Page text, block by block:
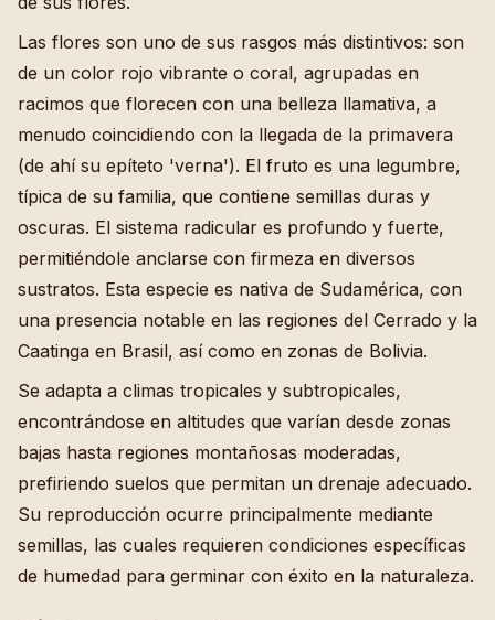
Las flores son uno de sus rasgos más distintivos: son
de un color rojo vibrante o coral, agrupadas en
racimos que florecen con una belleza llamativa, a
menudo coincidiendo con la llegada de la primavera
(de ahí su epíteto 'verna'). El fruto es una legumbre,
típica de su familia, que contiene semillas duras y
oscuras. El sistema radicular es profundo y fuerte,
permitiéndole anclarse con firmeza en diversos
sustratos. Esta especie es nativa de Sudamérica, con
una presencia notable en las regiones del Cerrado y la
Caatinga en Brasil, así como en zonas de Bolivia.
Se adapta a climas tropicales y subtropicales,
encontrándose en altitudes que varían desde zonas
bajas hasta regiones montañosas moderadas,
prefiriendo suelos que permitan un drenaje adecuado.
Su reproducción ocurre principalmente mediante
semillas, las cuales requieren condiciones específicas
de humedad para germinar con éxito en la naturaleza.